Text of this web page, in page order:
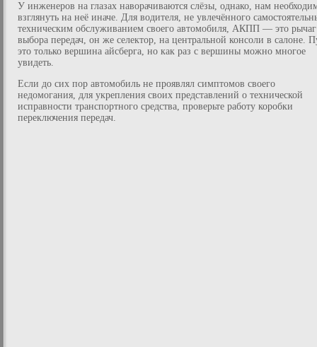
У инженеров на глазах наворачиваются слёзы, однако, нам
взглянуть на неё иначе. Для водителя, не увлечённого
техническим обслуживанием своего автомобиля, АКПП — это рычаг
выбора передач, он же селектор, на центральной консоли в салоне.
это только вершина айсберга, но как раз с вершины можно многое
увидеть.
Если до сих пор автомобиль не проявлял симптомов своего
недомогания, для укрепления своих представлений о технической
исправности транспортного средства, проверьте работу коробки
переключения передач.